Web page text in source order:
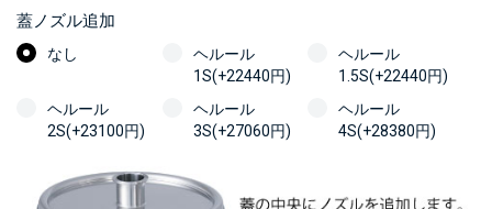
蓋ノズル追加
なし
ヘルール
1S(+22440円)
ヘルール
1.5S(+22440円)
ヘルール
2S(+23100円)
ヘルール
3S(+27060円)
ヘルール
4S(+28380円)